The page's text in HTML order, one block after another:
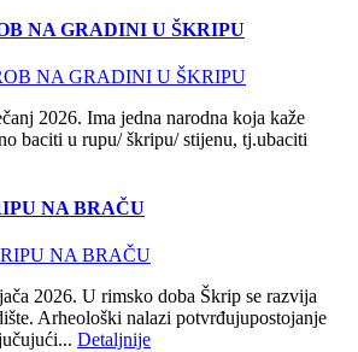
NA GRADINI U ŠKRIPU
2026. Ima jedna narodna koja kaže
baciti u rupu/ škripu/ stijenu, tj.ubaciti
NA BRAČU
2026. U rimsko doba Škrip se razvija
Arheološki nalazi potvrđujupostojanje
Detaljnije